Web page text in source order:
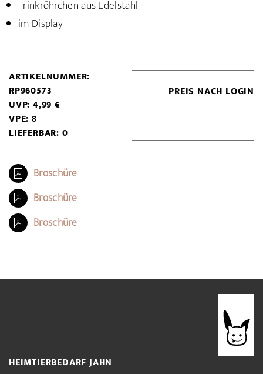
Trinkröhrchen aus Edelstahl
im Display
ARTIKELNUMMER:
RP960573
UVP: 4,99 €
VPE: 8
LIEFERBAR: 0
PREIS NACH LOGIN
Broschüre
Broschüre
Broschüre
HEIMTIERBEDARF JAHN